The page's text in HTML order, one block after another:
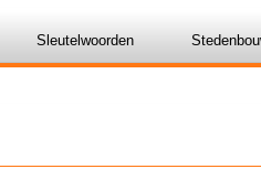
Sleutelwoorden